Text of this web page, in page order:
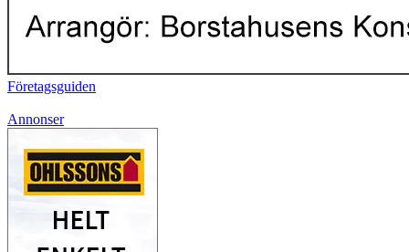
Företagsguiden
Annonser